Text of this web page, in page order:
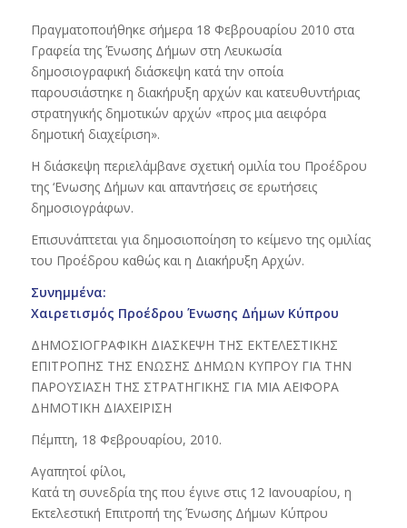
Πραγματοποιήθηκε σήμερα 18 Φεβρουαρίου 2010 στα
Γραφεία της Ένωσης Δήμων στη Λευκωσία
δημοσιογραφική διάσκεψη κατά την οποία
παρουσιάστηκε η διακήρυξη αρχών και κατευθυντήριας
στρατηγικής δημοτικών αρχών «προς μια αειφόρα
δημοτική διαχείριση».
Η διάσκεψη περιελάμβανε σχετική ομιλία του Προέδρου
της ‘Ενωσης Δήμων και απαντήσεις σε ερωτήσεις
δημοσιογράφων.
Επισυνάπτεται για δημοσιοποίηση το κείμενο της ομιλίας
του Προέδρου καθώς και η Διακήρυξη Αρχών.
Συνημμένα:
Χαιρετισμός Προέδρου Ένωσης Δήμων Κύπρου
ΔΗΜΟΣΙΟΓΡΑΦΙΚΗ ΔΙΑΣΚΕΨΗ ΤΗΣ ΕΚΤΕΛΕΣΤΙΚΗΣ
ΕΠΙΤΡΟΠΗΣ ΤΗΣ ΕΝΩΣΗΣ ΔΗΜΩΝ ΚΥΠΡΟΥ ΓΙΑ ΤΗΝ
ΠΑΡΟΥΣΙΑΣΗ ΤΗΣ ΣΤΡΑΤΗΓΙΚΗΣ ΓΙΑ ΜΙΑ ΑΕΙΦΟΡΑ
ΔΗΜΟΤΙΚΗ ΔΙΑΧΕΙΡΙΣΗ
Πέμπτη, 18 Φεβρουαρίου, 2010.
Αγαπητοί φίλοι,
Κατά τη συνεδρία της που έγινε στις 12 Ιανουαρίου, η
Εκτελεστική Επιτροπή της Ένωσης Δήμων Κύπρου